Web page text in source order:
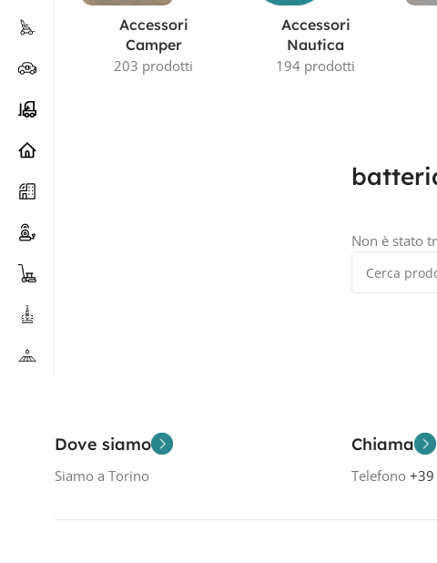
Accessori
Camper
203 prodotti
Accessori
Nautica
194 prodotti
Non è stato
Dove siamo
Siamo a Torino
Chiama
Telefono